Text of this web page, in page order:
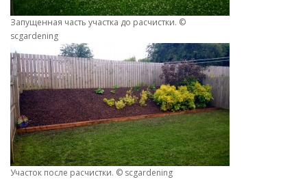
Запущенная часть участка до расчистки. ©
scgardening
Участок после расчистки. © scgardening